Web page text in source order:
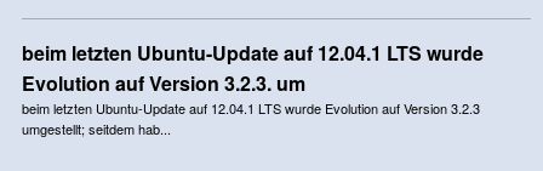
beim letzten Ubuntu-Update auf 12.04.1 LTS wurde
Evolution auf Version 3.2.3. um
beim letzten Ubuntu-Update auf 12.04.1 LTS wurde Evolution auf Version 3.2.3
umgestellt; seitdem hab...